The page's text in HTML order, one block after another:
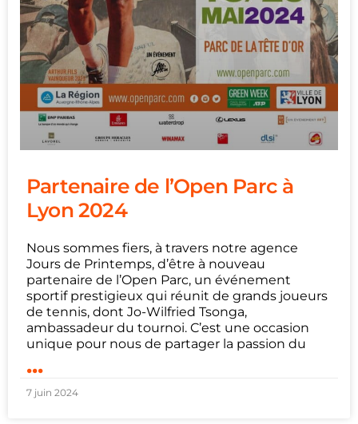
Partenaire de l’Open Parc à
Lyon 2024
Nous sommes fiers, à travers notre agence
Jours de Printemps, d’être à nouveau
partenaire de l’Open Parc, un événement
sportif prestigieux qui réunit de grands joueurs
de tennis, dont Jo-Wilfried Tsonga,
ambassadeur du tournoi. C’est une occasion
unique pour nous de partager la passion du
...
7 juin 2024